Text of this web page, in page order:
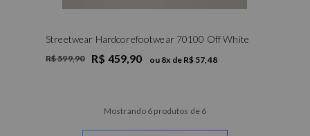
Streetwear Hardcorefootwear 70100 Off White
R$ 599,90 R$ 459,90 ou 8x de R$ 57,48
Mostrando 6 produtos de 6